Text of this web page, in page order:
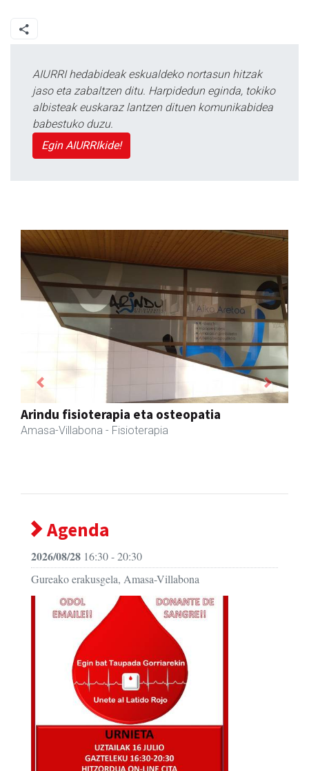
AIURRI hedabideak eskualdeko nortasun hitzak
jaso eta zabaltzen ditu. Harpidedun eginda, tokiko
albisteak euskaraz lantzen dituen komunikabidea
babestuko duzu.
Egin AIURRIkide!
Amane
Amasa-Villabona - Arropa-dendak
Previous Next
Agenda
2026/08/28 16:30 - 20:30
Gureako erakusgela, Amasa-Villabona